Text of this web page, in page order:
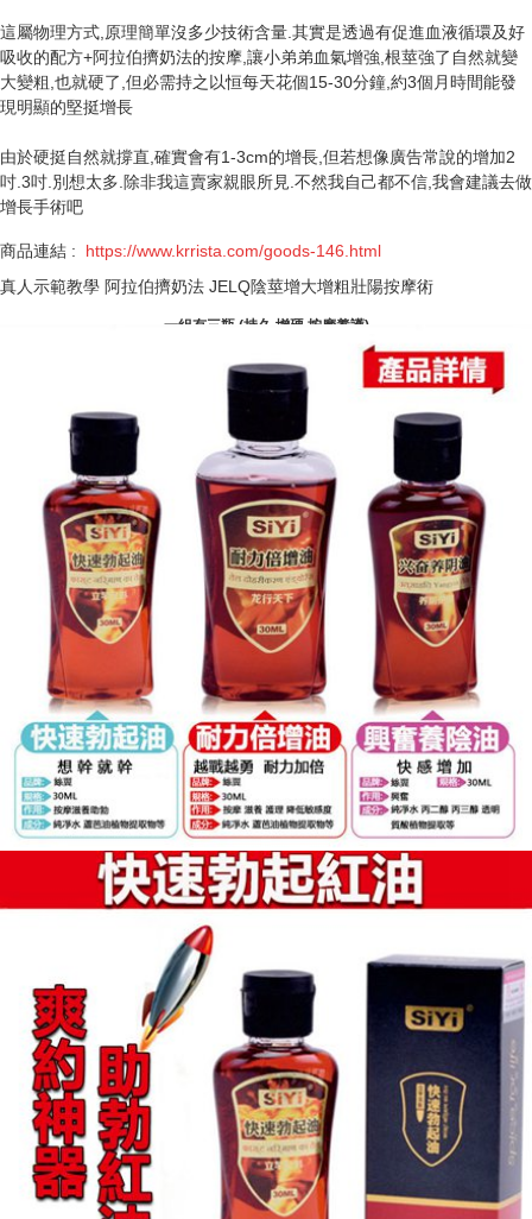
這屬物理方式,原理簡單沒多少技術含量.其實是透過有促進血液循環及好
吸收的配方+阿拉伯擠奶法的按摩,讓小弟弟血氣增強,根莖強了自然就變
大變粗,也就硬了,但必需持之以恒每天花個15-30分鐘,約3個月時間能發
現明顯的堅挺增長
由於硬挺自然就撐直,確實會有1-3cm的增長,但若想像廣告常說的增加2
吋.3吋.別想太多.除非我這賣家親眼所見.不然我自己都不信,我會建議去做
增長手術吧
商品連結 : https://www.krrista.com/goods-146.html
真人示範教學 阿拉伯擠奶法 JELQ陰莖增大增粗壯陽按摩術
一組有三瓶 (持久 增硬 按摩養護)